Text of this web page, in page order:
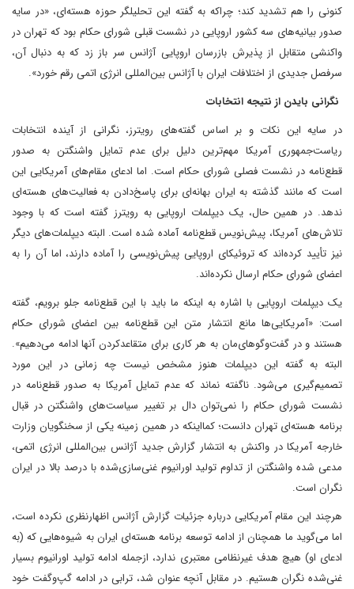
کنونی را هم تشدید کند؛ چرا‌که به گفته این تحلیلگر حوزه هسته‌ای، «در سایه
صدور بیانیه‌های سه کشور اروپایی در نشست قبلی شورای حکام بود که تهران در
واکنشی متقابل از پذیرش بازرسان اروپایی آژانس سر باز زد که به دنبال آن،
سرفصل جدیدی از اختلافات ایران با آژانس بین‌المللی انرژی اتمی رقم خورد».
نگرانی بایدن از نتیجه انتخابات
در سایه این نکات و بر اساس گفته‌های رویترز، نگرانی از آینده انتخابات
ریاست‌جمهوری آمریکا مهم‌ترین دلیل برای عدم تمایل واشنگتن به صدور
قطع‌نامه در نشست فصلی شورای حکام است. اما ادعای مقام‌های آمریکایی این
است که مانند گذشته به ایران بهانه‌ای برای پاسخ‌‌دادن به فعالیت‌های هسته‌ای
ندهد. در همین حال، یک دیپلمات‌ اروپایی به رویترز گفته است که با وجود
تلاش‌های آمریکا، پیش‌نویس قطع‌نامه آماده شده است. البته دیپلمات‌های دیگر
نیز تأیید کرده‌اند که تروئیکای اروپایی پیش‌نویسی را آماده دارند، اما آن را به
اعضای شورای حکام ارسال نکرده‌اند.
یک دیپلمات اروپایی با اشاره به اینکه ما باید با این قطع‌نامه جلو برویم، گفته
است: «آمریکایی‌ها مانع انتشار متن این قطع‌نامه بین اعضای شورای حکام
هستند و در گفت‌وگوهای‌مان به هر کاری برای متقاعد‌کردن آنها ادامه می‌دهیم».
البته به گفته این دیپلمات هنوز مشخص نیست چه زمانی در این مورد
تصمیم‌گیری می‌شود. ناگفته نماند که عدم تمایل آمریکا به صدور قطع‌نامه در
نشست شورای حکام را نمی‌توان دال بر تغییر سیاست‌های واشنگتن در قبال
برنامه هسته‌ای تهران دانست؛ کما‌اینکه در همین زمینه یکی از سخنگویان وزارت
خارجه آمریکا در واکنش به انتشار گزارش جدید آژانس بین‌المللی انرژی اتمی،
مدعی شده واشنگتن از تداوم تولید اورانیوم غنی‌‎سازی‌‌شده با درصد بالا در ایران
نگران است.
هر‌چند این مقام آمریکایی درباره جزئیات گزارش آژانس اظهار‌نظری نکرده است،
اما می‌گوید ‌ما همچنان از ادامه توسعه برنامه هسته‌ای ایران به شیوه‌هایی که (به
ادعای او) هیچ هدف غیرنظامی معتبری ندارد، از‌جمله ادامه تولید اورانیوم بسیار
غنی‌‎شده‌ نگران هستیم. در مقابل آنچه عنوان شد، ترابی در ادامه گپ‌و‌گفت خود